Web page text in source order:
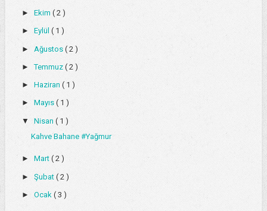
► Ekim ( 2 )
► Eylül ( 1 )
► Ağustos ( 2 )
►Temmuz ( 2 )
► Haziran ( 1 )
► Mayıs ( 1 )
▼ Nisan ( 1 )
Kahve Bahane #Yağmur
► Mart ( 2 )
► Şubat ( 2 )
► Ocak ( 3 )